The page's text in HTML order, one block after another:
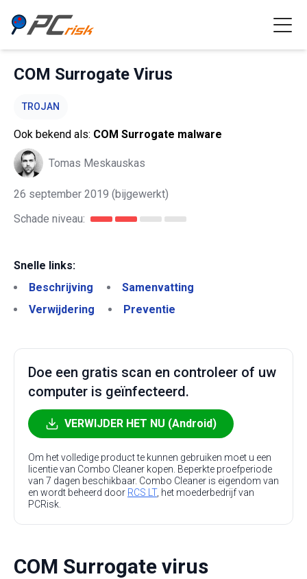
COM Surrogate Virus
TROJAN
Ook bekend als: COM Surrogate malware
Tomas Meskauskas
26 september 2019 (bijgewerkt)
Schade niveau:
Snelle links:
Beschrijving
Samenvatting
Verwijdering
Preventie
Doe een gratis scan en controleer of uw
computer is geïnfecteerd.
VERWIJDER HET NU (Android)
Om het volledige product te kunnen gebruiken moet u een
licentie van Combo Cleaner kopen. Beperkte proefperiode
van 7 dagen beschikbaar. Combo Cleaner is eigendom van
en wordt beheerd door RCS LT, het moederbedrijf van
PCRisk.
COM Surrogate virus